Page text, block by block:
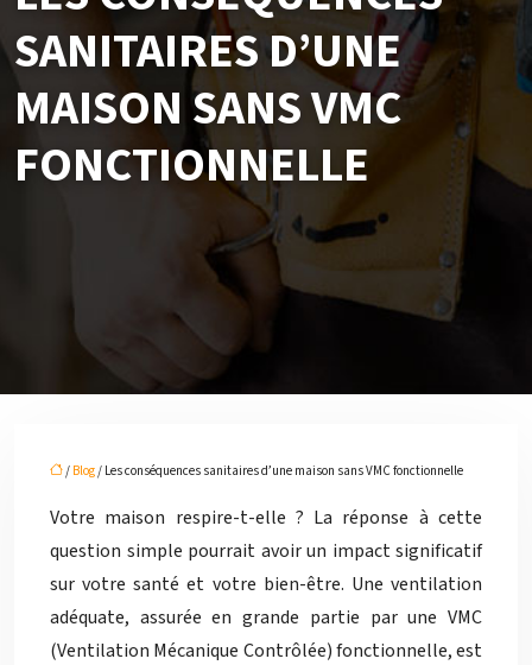
SANITAIRES D’UNE
MAISON SANS VMC
FONCTIONNELLE
/ Blog/ Les conséquences sanitaires d’une maison sans VMC fonctionnelle
Votre maison respire-t-elle ? La réponse à cette
question simple pourrait avoir un impact significatif
sur votre santé et votre bien-être. Une ventilation
adéquate, assurée en grande partie par une VMC
(Ventilation Mécanique Contrôlée) fonctionnelle, est